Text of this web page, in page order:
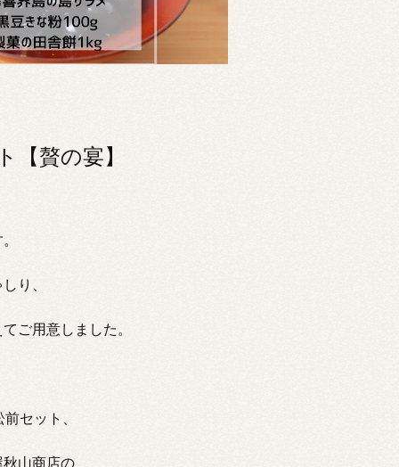
贅の宴】
り、
ご用意しました。
セット、
山商店の